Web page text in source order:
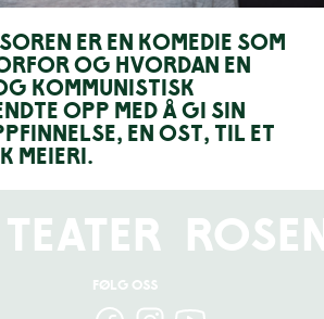
er en komedie som
og hvordan en
kommunistisk
opp med å gi sin
en ost, til et
meieri.
Følg oss